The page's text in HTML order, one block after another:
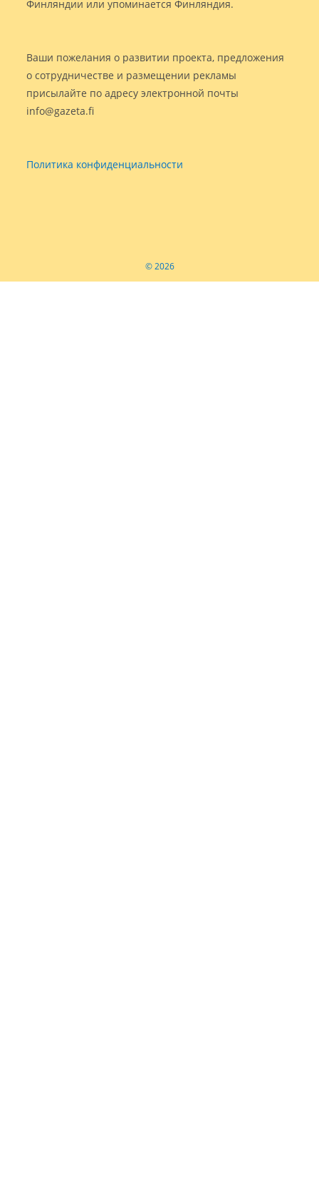
Финляндии или упоминается Финляндия.
Ваши пожелания о развитии проекта, предложения
о сотрудничестве и размещении рекламы
присылайте по адресу электронной почты
info@gazeta.fi
Политика конфиденциальности
© 2026